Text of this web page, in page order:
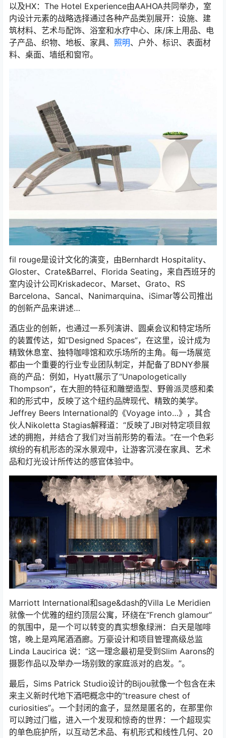
以及HX：The Hotel Experience由AAHOA共同举办，室
内设计元素的战略选择通过各种产品类别展开：设施、建
筑材料、艺术与配饰、浴室和水疗中心、床/床上用品、电
子产品、织物、地板、家具、 照明、户外、标识、表面材
料、桌面、墙纸和窗帘。
fil rouge是设计文化的演变，由Bernhardt Hospitality、
Gloster、Crate&Barrel、Florida Seating，来自西班牙的
室内设计公司Kriskadecor、Marset、Grato、RS
Barcelona、Sancal、Nanimarquina、iSimar等公司推出
的创新产品来讲述…
酒店业的创新，也通过一系列演讲、圆桌会议和特定场所
的装置传达，如“Designed Spaces”，在这里，设计成为
精致休息室、独特咖啡馆和欢乐场所的主角。每一场展览
都由一个重要的行业专业团队制定，并配备了BDNY参展
商的产品：例如，Hyatt展示了“Unapologetically
Thompson”，在大胆的特征和雕塑造型、野兽派灵感和柔
和的形式中，反映了这个纽约品牌现代、精致的美学。
Jeffrey Beers International的《Voyage into…》，其合
伙人Nikoletta Stagias解释道：“反映了JBI对特定项目叙
述的拥抱，并结合了我们对当前形势的看法。”在一个色彩
缤纷的有机形态的深水景观中，让游客沉浸在家具、艺术
品和灯光设计所传达的感官体验中。
Marriott International和sage&dash的Villa Le Meridien
就像一个优雅的纽约顶层公寓，环绕在“French glamour”
的氛围中，是一个可以转变的真实想象绿洲：白天是咖啡
馆，晚上是鸡尾酒酒廊。万豪设计和项目管理高级总监
Linda Laucirica 说：“这一理念最初是受到Slim Aarons的
摄影作品以及举办一场别致的家庭派对的启发。”。
最后，Sims Patrick Studio设计的Bijou就像一个包含在未
来主义新时代地下酒吧概念中的“treasure chest of
curiosities”。一个封闭的盒子，显然是匿名的，在那里你
可以跨过门槛，进入一个发现和惊奇的世界：一个超现实
的单色庇护所，以互动艺术品、有机形式和线性几何、20